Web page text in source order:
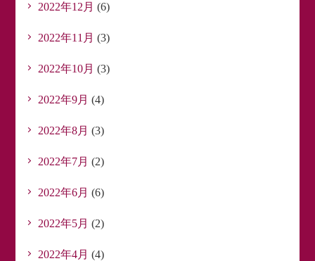
2022年12月 (6)
2022年11月 (3)
2022年10月 (3)
2022年9月 (4)
2022年8月 (3)
2022年7月 (2)
2022年6月 (6)
2022年5月 (2)
2022年4月 (4)